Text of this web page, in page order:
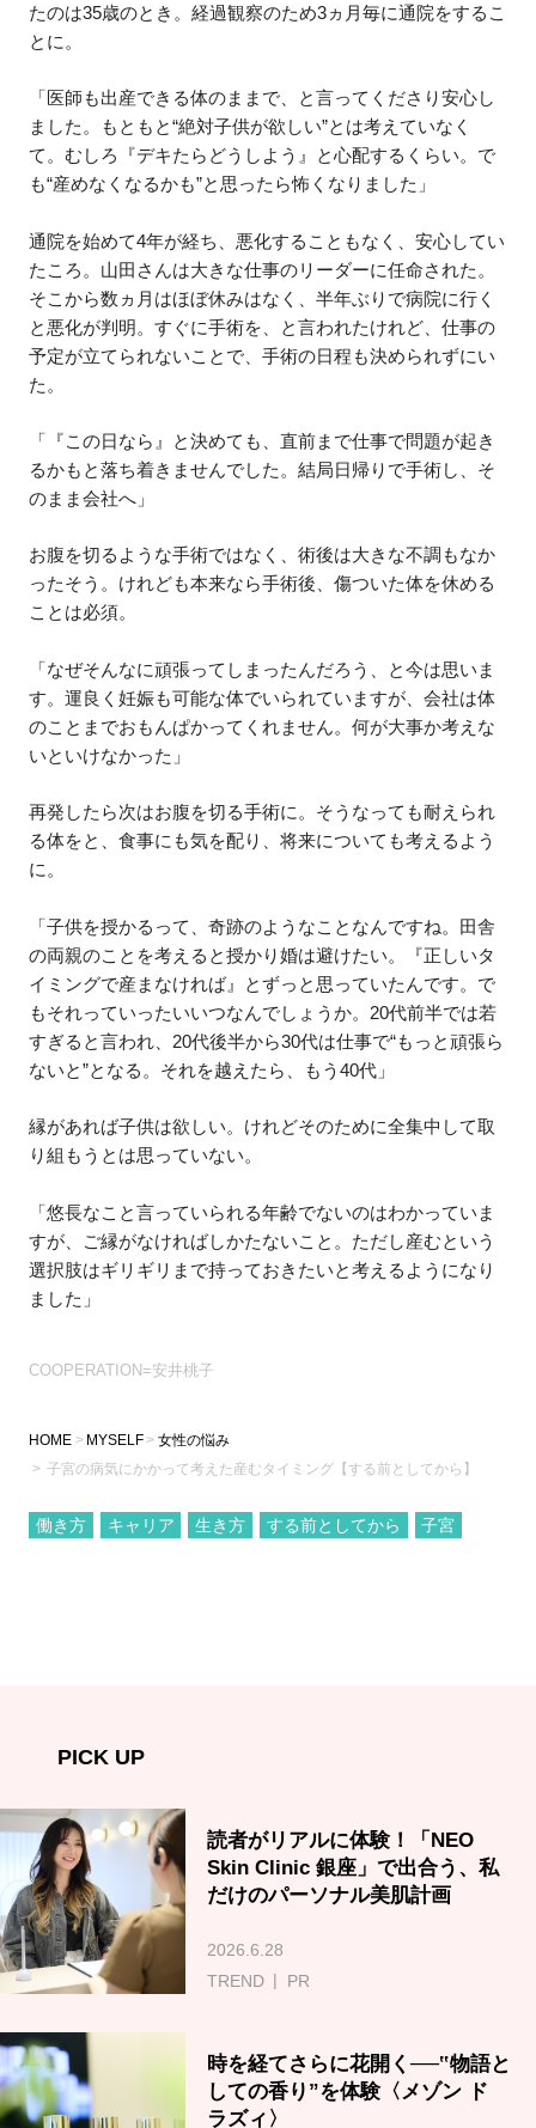
たのは35歳のとき。経過観察のため3ヵ月毎に通院をするこ
とに。
「医師も出産できる体のままで、と言ってくださり安心し
ました。もともと“絶対子供が欲しい”とは考えていなく
て。むしろ『デキたらどうしよう』と心配するくらい。で
も“産めなくなるかも”と思ったら怖くなりました」
通院を始めて4年が経ち、悪化することもなく、安心してい
たころ。山田さんは大きな仕事のリーダーに任命された。
そこから数ヵ月はほぼ休みはなく、半年ぶりで病院に行く
と悪化が判明。すぐに手術を、と言われたけれど、仕事の
予定が立てられないことで、手術の日程も決められずにい
た。
「『この日なら』と決めても、直前まで仕事で問題が起き
るかもと落ち着きませんでした。結局日帰りで手術し、そ
のまま会社へ」
お腹を切るような手術ではなく、術後は大きな不調もなか
ったそう。けれども本来なら手術後、傷ついた体を休める
ことは必須。
「なぜそんなに頑張ってしまったんだろう、と今は思いま
す。運良く妊娠も可能な体でいられていますが、会社は体
のことまでおもんぱかってくれません。何が大事か考えな
いといけなかった」
再発したら次はお腹を切る手術に。そうなっても耐えられ
る体をと、食事にも気を配り、将来についても考えるよう
に。
「子供を授かるって、奇跡のようなことなんですね。田舎
の両親のことを考えると授かり婚は避けたい。『正しいタ
イミングで産まなければ』とずっと思っていたんです。で
もそれっていったいいつなんでしょうか。20代前半では若
すぎると言われ、20代後半から30代は仕事で“もっと頑張ら
ないと”となる。それを越えたら、もう40代」
縁があれば子供は欲しい。けれどそのために全集中して取
り組もうとは思っていない。
「悠長なこと言っていられる年齢でないのはわかっていま
すが、ご縁がなければしかたないこと。ただし産むという
選択肢はギリギリまで持っておきたいと考えるようになり
ました」
COOPERATION=安井桃子
HOME MYSELF
女性の悩み
子宮の病気にかかって考えた産むタイミング【する前としてから】
働き方 キャリア 生き方 する前としてから 子宮
PICK UP
読者がリアルに体験！「NEO
Skin Clinic 銀座」で出合う、私
だけのパーソナル美肌計画
2026.6.28
TREND
PR
時を経てさらに花開く──‟物語と
しての香り”を体験〈メゾン ド
ラズィ〉